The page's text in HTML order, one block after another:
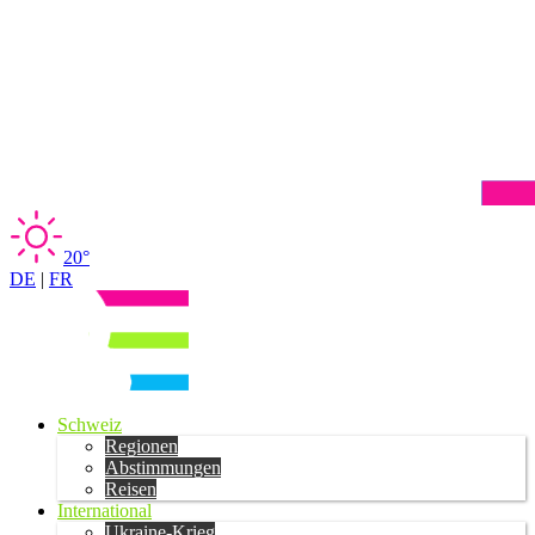
20°
DE | FR
Schweiz
Regionen
Abstimmungen
Reisen
International